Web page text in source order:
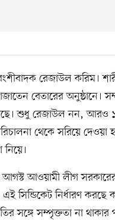
রেজাউল করিম।
বেতারের অনুষ্ঠানে।
শুধু রেজাউল নন, আরও ১৪
থেকে সরিয়ে
আওয়ামী লীগ
সিন্ডিকেট নির্ধারণ করছে
সঙ্গে সম্পৃক্ততা না থাকার